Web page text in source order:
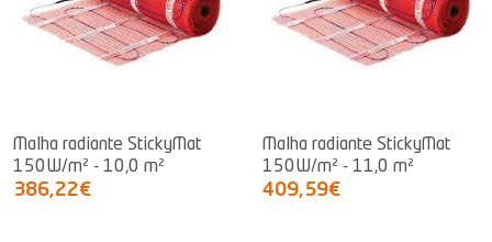
Malha radiante StickyMat
150W/m² - 10,0 m²
386,22€
Malha radiante StickyMat
150W/m² - 11,0 m²
409,59€